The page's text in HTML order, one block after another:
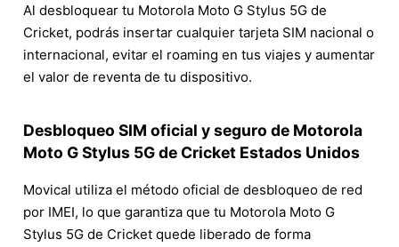
Al desbloquear tu Motorola Moto G Stylus 5G de
Cricket, podrás insertar cualquier tarjeta SIM nacional o
internacional, evitar el roaming en tus viajes y aumentar
el valor de reventa de tu dispositivo.
Desbloqueo SIM oficial y seguro de Motorola
Moto G Stylus 5G de Cricket Estados Unidos
Movical utiliza el método oficial de desbloqueo de red
por IMEI, lo que garantiza que tu Motorola Moto G
Stylus 5G de Cricket quede liberado de forma